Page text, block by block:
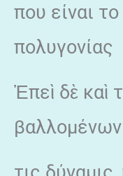
που είναι
πολυγονίας
Ἐπεὶ δὲ καὶ